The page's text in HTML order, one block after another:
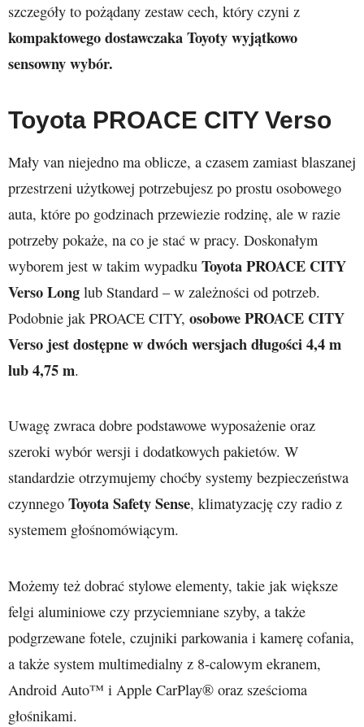
szczegóły to pożądany zestaw cech, który czyni z
kompaktowego dostawczaka Toyoty wyjątkowo
sensowny wybór.
Toyota PROACE CITY Verso
Mały van niejedno ma oblicze, a czasem zamiast blaszanej
przestrzeni użytkowej potrzebujesz po prostu osobowego
auta, które po godzinach przewiezie rodzinę, ale w razie
potrzeby pokaże, na co je stać w pracy. Doskonałym
wyborem jest w takim wypadku Toyota PROACE CITY
Verso Long lub Standard – w zależności od potrzeb.
Podobnie jak PROACE CITY, osobowe PROACE CITY
Verso jest dostępne w dwóch wersjach długości 4,4 m
lub 4,75 m.
Uwagę zwraca dobre podstawowe wyposażenie oraz
szeroki wybór wersji i dodatkowych pakietów. W
standardzie otrzymujemy choćby systemy bezpieczeństwa
czynnego Toyota Safety Sense, klimatyzację czy radio z
systemem głośnomówiącym.
Możemy też dobrać stylowe elementy, takie jak większe
felgi aluminiowe czy przyciemniane szyby, a także
podgrzewane fotele, czujniki parkowania i kamerę cofania,
a także system multimedialny z 8-calowym ekranem,
Android Auto™ i Apple CarPlay® oraz sześcioma
głośnikami.